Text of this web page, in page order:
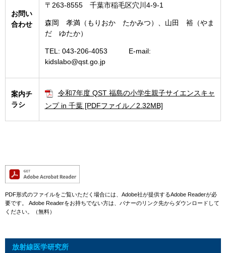
お問い
合わせ
〒263-8555 千葉市稲毛区穴川4-9-1
森岡 孝満（もりおか たかみつ）、山田 裕（やま
だ ゆたか）
TEL: 043-206-4053 E-mail:
kidslabo@qst.go.jp
案内チ
ラシ
令和7年度 QST 福島の小学生親子サイエンスキャ
ンプ in 千葉 [PDFファイル／2.32MB]
PDF形式のファイルをご覧いただく場合には、Adobe社が提供するAdobe Readerが必
要です。
Adobe Readerをお持ちでない方は、バナーのリンク先からダウンロードして
ください。（無料）
放射線医学研究所